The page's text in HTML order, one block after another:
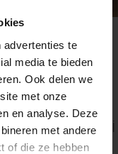
advertenties te
media te bieden
Ook delen we
met onze
en analyse. Deze
met andere
of die ze hebben
interieur hebt, bij
die naadloos
10
met de
Stuur ons